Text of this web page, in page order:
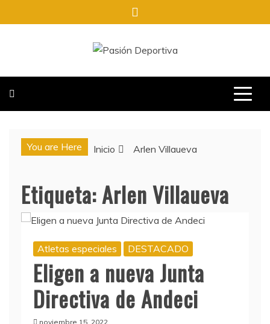
al
You are Here Inicio Arlen Villaueva
Etiqueta:Arlen Villaueva
Atletas especiales DESTACADO
Eligen a nueva Junta
Directiva de Andeci
noviembre 15, 2022